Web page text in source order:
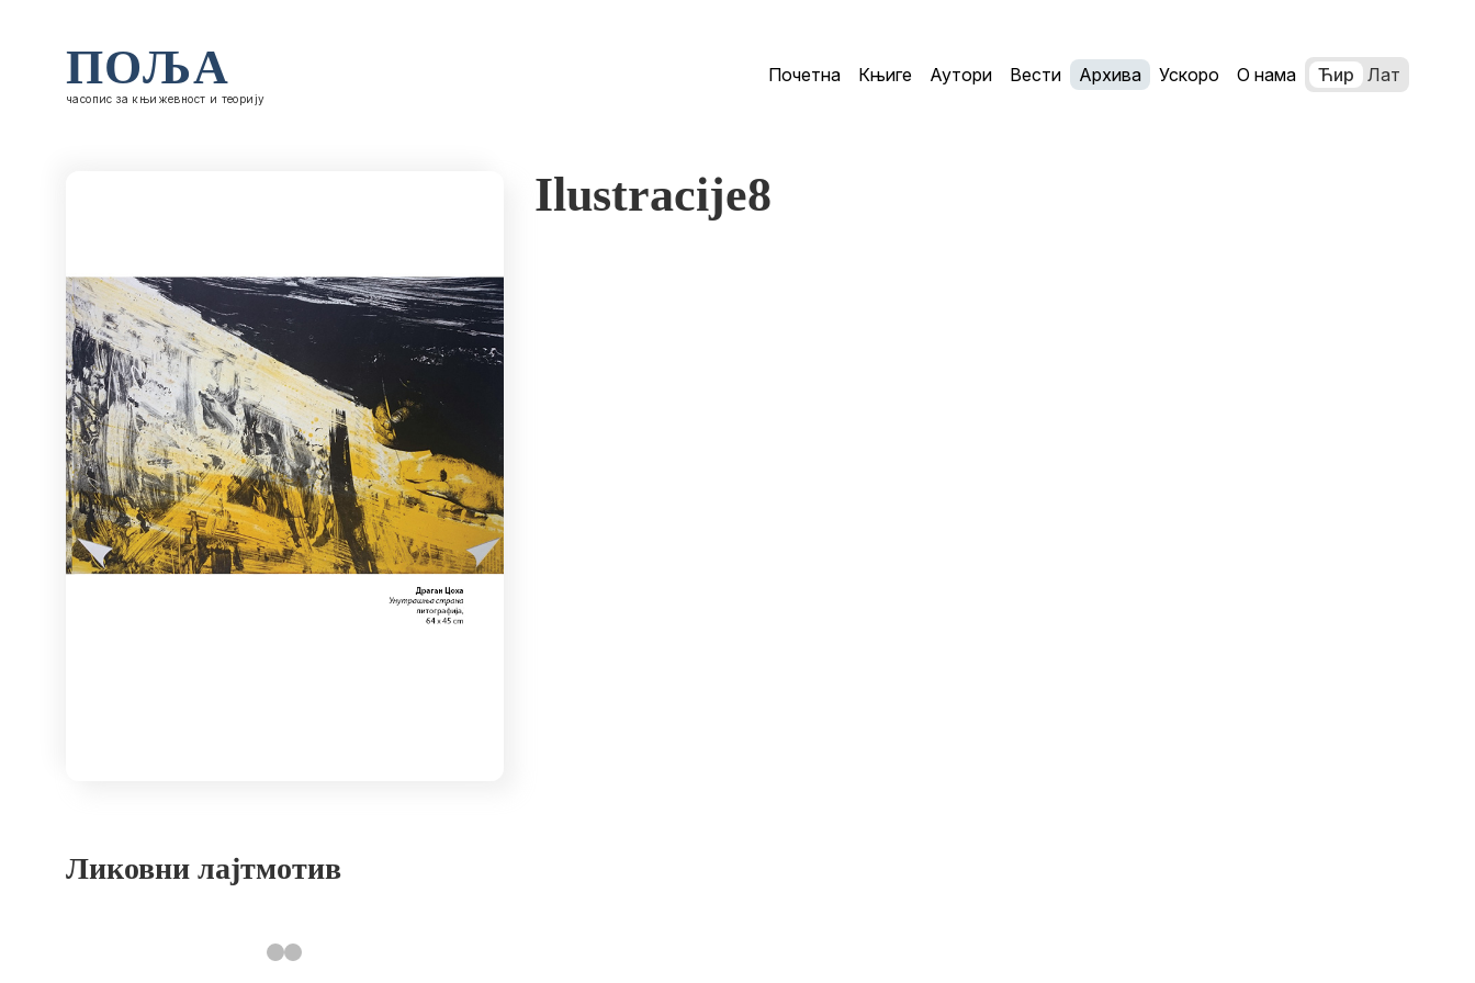
ПОЉА
часопис за књижевност и теорију
Почетна Књиге Аутори Вести Архива Ускоро О нама Ћир Лат
Ликовни лајтмотив
Ilustracije8